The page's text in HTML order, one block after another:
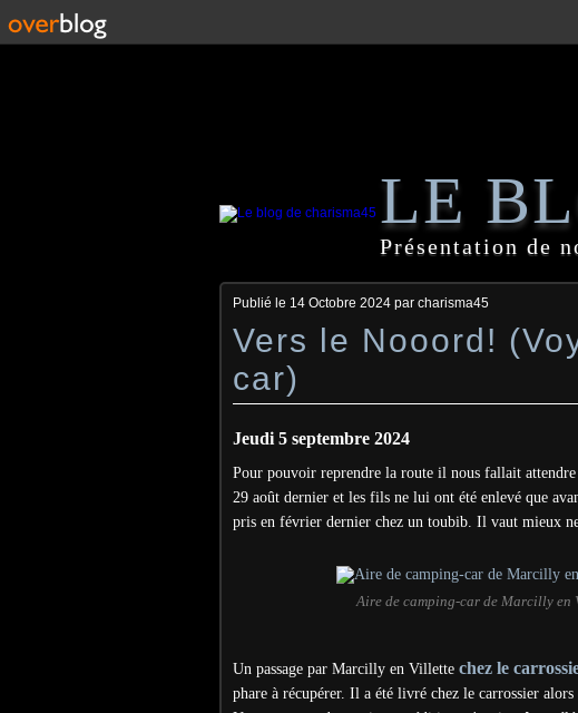
LE
Présentation de
Publié le 14 Octobre 2024 par charisma45
Vers le Nooord!
car)
Jeudi 5 septembre 2024
Pour pouvoir reprendre la route il nous fallait
29 août dernier et les fils ne lui ont été enlevé que
pris en février dernier chez un toubib. Il vaut mieux
Aire de camping-car de Marcilly en
Un passage par Marcilly en Villette chez le
phare à récupérer. Il a été livré chez le carrossier